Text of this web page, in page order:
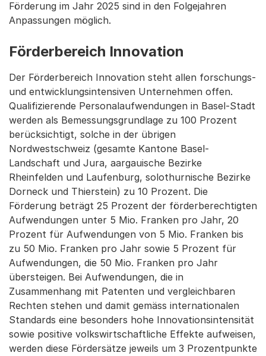
Förderung im Jahr 2025 sind in den Folgejahren
Anpassungen möglich.
Förderbereich Innovation
Der Förderbereich Innovation steht allen forschungs-
und entwicklungsintensiven Unternehmen offen.
Qualifizierende Personalaufwendungen in Basel-Stadt
werden als Bemessungsgrundlage zu 100 Prozent
berücksichtigt, solche in der übrigen
Nordwestschweiz (gesamte Kantone Basel-
Landschaft und Jura, aargauische Bezirke
Rheinfelden und Laufenburg, solothurnische Bezirke
Dorneck und Thierstein) zu 10 Prozent. Die
Förderung beträgt 25 Prozent der förderberechtigten
Aufwendungen unter 5 Mio. Franken pro Jahr, 20
Prozent für Aufwendungen von 5 Mio. Franken bis
zu 50 Mio. Franken pro Jahr sowie 5 Prozent für
Aufwendungen, die 50 Mio. Franken pro Jahr
übersteigen. Bei Aufwendungen, die in
Zusammenhang mit Patenten und vergleichbaren
Rechten stehen und damit gemäss internationalen
Standards eine besonders hohe Innovationsintensität
sowie positive volkswirtschaftliche Effekte aufweisen,
werden diese Fördersätze jeweils um 3 Prozentpunkte